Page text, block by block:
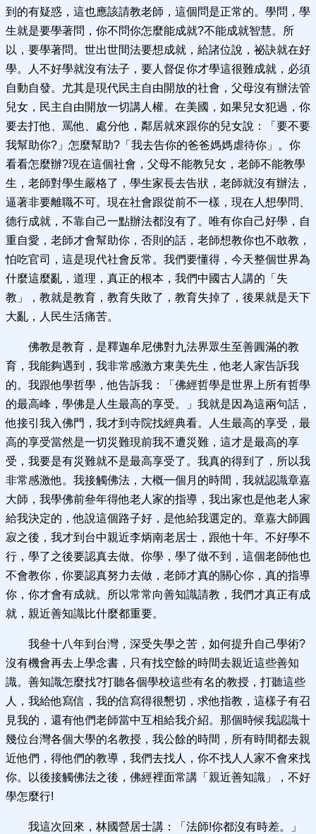
到的有疑惑，這也應該請教老師，這個問是正常的。學問，學
生就是要學著問，你不問你怎麼能成就?不能成就智慧。所
以，要學著問。世出世間法要想成就，給諸位說，祕訣就在好
學。人不好學就沒有法子，要人督促你才學這很難成就，必須
自動自發。尤其是現代民主自由開放的社會，父母沒有辦法管
兒女，民主自由開放一切講人權。在美國，如果兒女犯過，你
要去打他、罵他、處分他，鄰居就來跟你的兒女說：「要不要
我幫助你?」怎麼幫助?「我去告你的爸爸媽媽虐待你」。你
看看怎麼辦?現在這個社會，父母不能教兒女，老師不能教學
生，老師對學生嚴格了，學生家長去告狀，老師就沒有辦法，
逼著非要離職不可。現在社會跟從前不一樣，現在人想學問、
德行成就，不靠自己一點辦法都沒有了。唯有你自己好學，自
重自愛，老師才會幫助你，否則的話，老師想教你也不敢教，
怕吃官司，這是現代社會反常。我們要懂得，今天整個世界為
什麼這麼亂，道理，真正的根本，我們中國古人講的「失
教」，教就是教育，教育失敗了，教育失掉了，後果就是天下
大亂，人民生活痛苦。
佛教是教育，是釋迦牟尼佛對九法界眾生至善圓滿的教
育，我能夠遇到，我非常感激方東美先生，他老人家告訴我
的。我跟他學哲學，他告訴我：「佛經哲學是世界上所有哲學
的最高峰，學佛是人生最高的享受。」我就是因為這兩句話，
他接引我入佛門，我才到寺院找經典看。人生最高的享受，最
高的享受當然是一切災難現前我不遭災難，這才是最高的享
受，我要是有災難就不是最高享受了。我真的得到了，所以我
非常感激他。我接觸佛法，大概一個月的時間，我就認識章嘉
大師，我學佛前叄年得他老人家的指導，我出家也是他老人家
給我決定的，他說這個路子好，是他給我選定的。章嘉大師圓
寂之後，我才到台中親近李炳南老居士，跟他十年。不好學不
行，學了之後要認真去做。你學，學了做不到，這個老師他也
不會教你，你要認真努力去做，老師才真的關心你，真的指導
你，你才會有成就。所以常常向善知識請教，我們才真正有成
就，親近善知識比什麼都重要。
我叄十八年到台灣，深受失學之苦，如何提升自己學術?
沒有機會再去上學念書，只有找空餘的時間去親近這些善知
識。善知識怎麼找?打聽各個學校這些有名的教授，打聽這些
人，我給他寫信，我的信寫得很懇切，求他指教，這樣子有召
見我的，還有他們老師當中互相給我介紹。那個時候我認識十
幾位台灣各個大學的名教授，我公餘的時間，所有時間都去親
近他們，得他們的教導，我們去找人，你不找人人家不會來找
你。以後接觸佛法之後，佛經裡面常講「親近善知識」，不好
學怎麼行!
我這次回來，林國營居士講：「法師!你都沒有時差。」